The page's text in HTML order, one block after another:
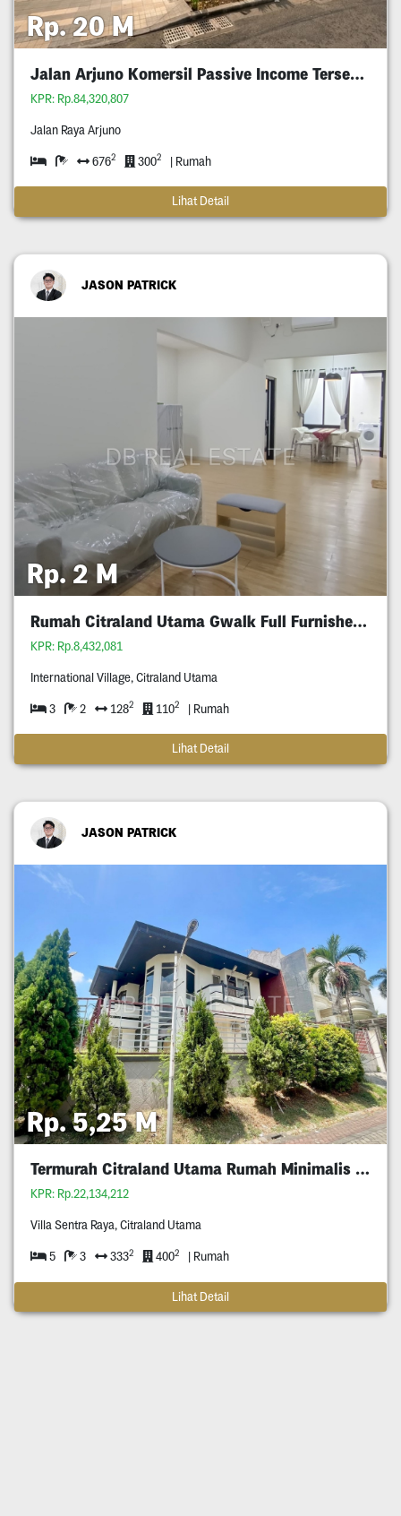
Rp. 20 M
Jalan Arjuno Komersil Passive Income Tersewa
KPR: Rp.84,320,807
Jalan Raya Arjuno
6762 3002 | Rumah
Lihat Detail
JASON PATRICK
Rp. 2 M
Rumah Citraland Utama Gwalk Full Furnished Murah
KPR: Rp.8,432,081
International Village, Citraland Utama
3 2 1282 1102 | Rumah
Lihat Detail
JASON PATRICK
Rp. 5,25 M
Termurah Citraland Utama Rumah Minimalis 5M An
KPR: Rp.22,134,212
Villa Sentra Raya, Citraland Utama
5 3 3332 4002 | Rumah
Lihat Detail